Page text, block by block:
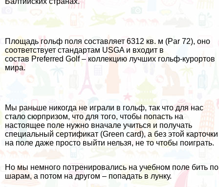
Площадь гольф поля составляет 6312 кв. м (Par 72), оно
соответствует стандартам USGA и входит в
состав Preferred Golf – коллекцию лучших гольф-курортов
мира.
Мы раньше никогда не играли в гольф, так что для нас
стало сюрпризом, что для того, чтобы попасть на
настоящее поле нужно вначале учиться и получать
специальный сертификат (Green card), а без этой карточки
на поле даже просто выйти нельзя, не то чтобы поиграть.
Но мы немного потренировались на учебном поле бить по
шарам, а потом на другом – попадать в лунку.